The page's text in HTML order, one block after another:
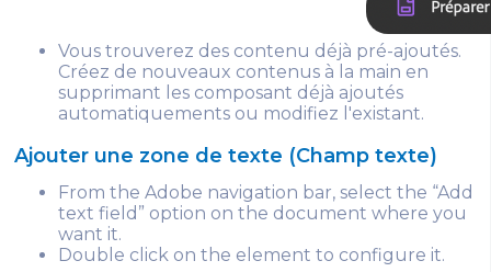
Vous trouverez des contenu déjà pré-ajoutés.
Créez de nouveaux contenus à la main en
supprimant les composant déjà ajoutés
automatiquements ou modifiez l'existant.
Ajouter une zone de texte (Champ texte)
From the Adobe navigation bar, select the “Add
text field” option on the document where you
want it.
Double click on the element to configure it.